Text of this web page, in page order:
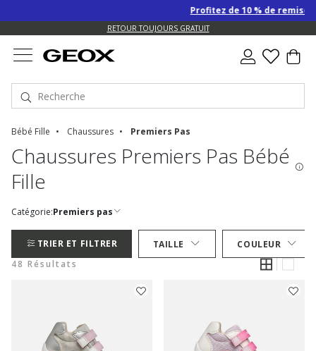
Profitez de 10 % de remise
RETOUR TOUJOURS GRATUIT
Bébé Fille Chaussures Premiers Pas
Chaussures Premiers Pas Bébé
Fille
Catégorie:Premiers pas
TRIER ET FILTRER TAILLE
COULEUR
48 Résultats